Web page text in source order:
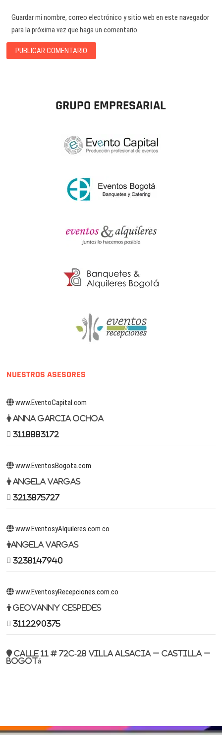
Guardar mi nombre, correo electrónico y sitio web en este navegador
para la próxima vez que haga un comentario.
GRUPO EMPRESARIAL
NUESTROS ASESORES
www.EventoCapital.com
Anna Garcia Ochoa
3118883172
www.EventosBogota.com
Angela Vargas
3213875727
www.EventosyAlquileres.com.co
Angela Vargas
3238147940
www.EventosyRecepciones.com.co
Geovanny Cespedes
3112290375
Calle 11 # 72c-28 Villa Alsacia – Castilla –
Bogotá